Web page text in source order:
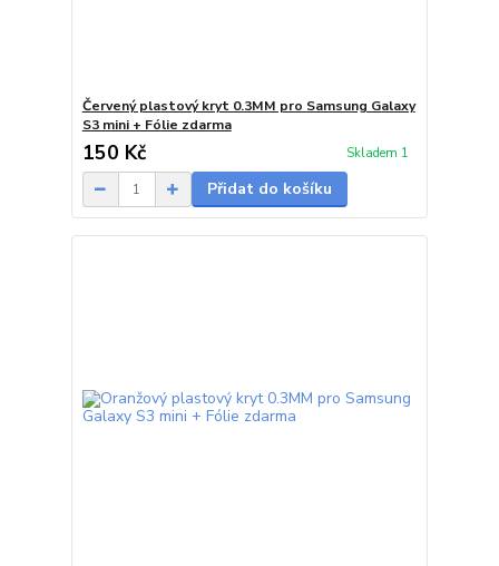
Červený plastový kryt 0.3MM pro Samsung Galaxy
S3 mini + Fólie zdarma
150 Kč Skladem 1
Přidat do košíku